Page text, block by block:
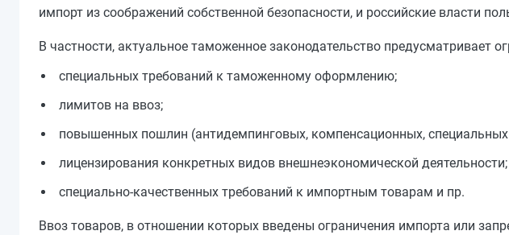
импорт из соображений собственной безопасности, и российские власти
В частности, актуальное таможенное законодательство предусматривает
специальных требований к таможенному оформлению;
лимитов на ввоз;
повышенных пошлин (антидемпинговых, компенсационных,
лицензирования конкретных видов внешнеэкономической деятельности;
специально-качественных требований к импортным товарам и пр.
Ввоз товаров, в отношении которых введены ограничения импорта или